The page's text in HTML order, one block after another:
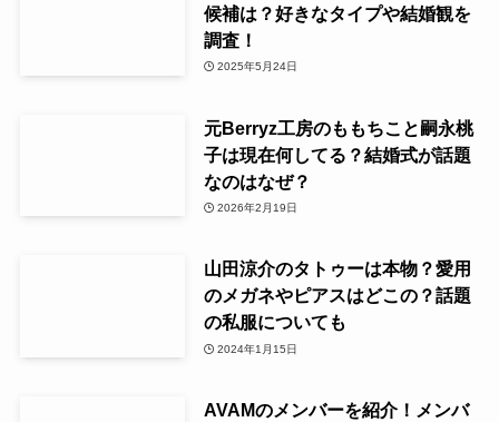
候補は？好きなタイプや結婚観を
調査！
2025年5月24日
元Berryz工房のももちこと嗣永桃
子は現在何してる？結婚式が話題
なのはなぜ？
2026年2月19日
山田涼介のタトゥーは本物？愛用
のメガネやピアスはどこの？話題
の私服についても
2024年1月15日
AVAMのメンバーを紹介！メンバ